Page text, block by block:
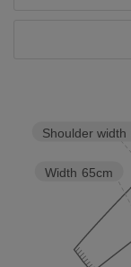
Width 65cm
Shoulder width